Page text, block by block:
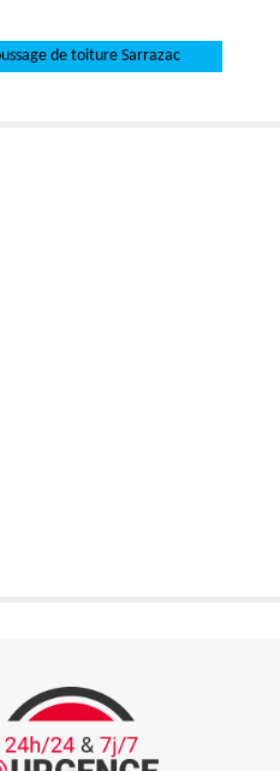
de toiture Sarrazac